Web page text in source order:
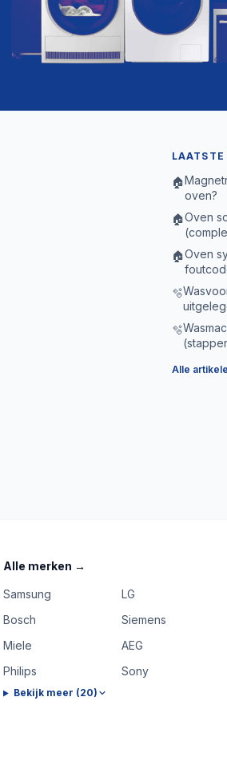
🏠
oven?
🏠Oven
🏠Oven
🫧
🫧
Alle
Alle merken →
Samsung
LG
Bosch
Siemens
Miele
AEG
Philips
Sony
Bekijk meer (20)